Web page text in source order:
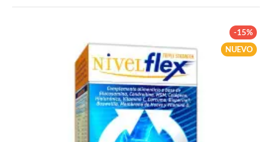
liposomado
NUEVO
-15%